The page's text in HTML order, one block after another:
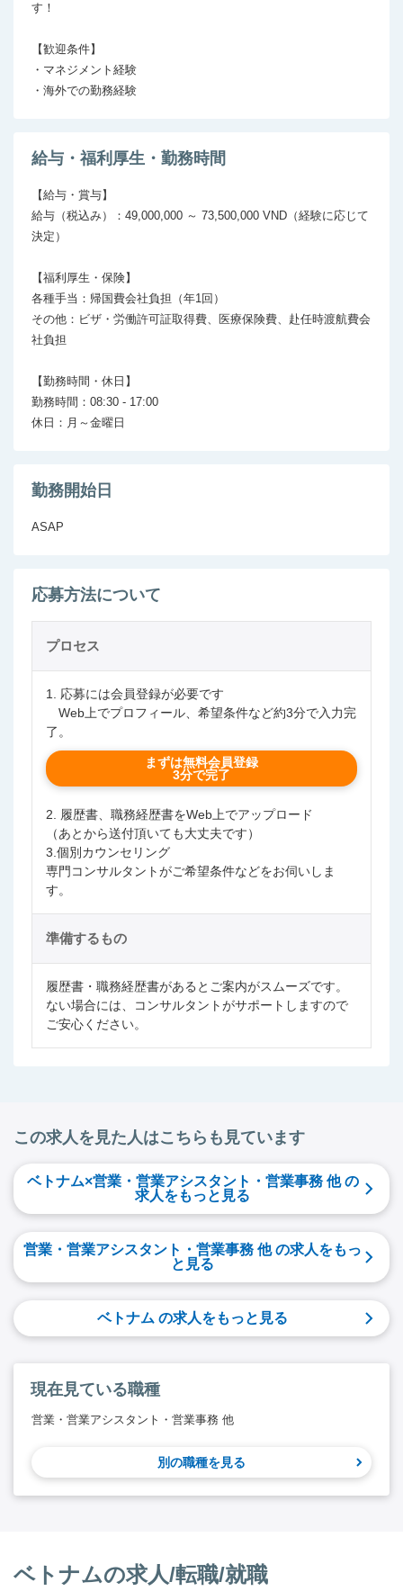
す！
【歓迎条件】
・マネジメント経験
・海外での勤務経験
給与・福利厚生・勤務時間
【給与・賞与】
給与（税込み）：49,000,000 ～ 73,500,000 VND（経験に応じて
決定）
【福利厚生・保険】
各種手当：帰国費会社負担（年1回）
その他：ビザ・労働許可証取得費、医療保険費、赴任時渡航費会
社負担
【勤務時間・休日】
勤務時間：08:30 - 17:00
勤務開始日
ASAP
応募方法について
プロセス
1. 応募には会員登録が必要です
Web上でプロフィール、希望条件など約3分で入力完
了。
まずは無料会員登録
3分で完了
2. 履歴書、職務経歴書をWeb上でアップロード
（あとから送付頂いても大丈夫です）
3.個別カウンセリング
専門コンサルタントがご希望条件などをお伺いしま
す。
準備するもの
履歴書・職務経歴書があるとご案内がスムーズです。
ない場合には、コンサルタントがサポートしますので
ご安心ください。
この求人を見た人はこちらも見ています
ベトナム×営業・営業アシスタント・営業事務 他 の
求人をもっと見る
営業・営業アシスタント・営業事務 他 の求人をもっ
と見る
ベトナム の求人をもっと見る
現在見ている職種
営業・営業アシスタント・営業事務 他
別の職種を見る
ベトナムの求人/転職/就職